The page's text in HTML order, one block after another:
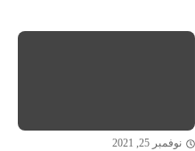
نوفمبر 25, 2021